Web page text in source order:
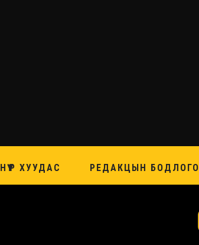
НҮҮР ХУУДАС РЕДАКЦЫН БОДЛОГО